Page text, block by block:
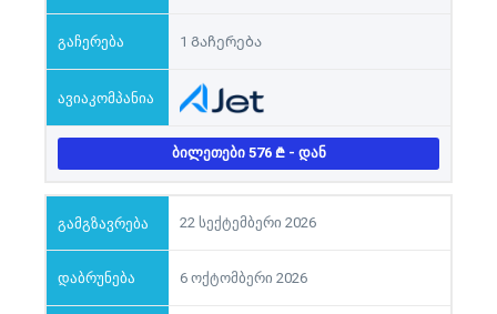
1 Გაჩერება
ᲑᲘᲚᲔᲗᲔᲑᲘ 576 - ᲓᲐᲜ
22 სექტემბერი 2026
6 ოქტომბერი 2026